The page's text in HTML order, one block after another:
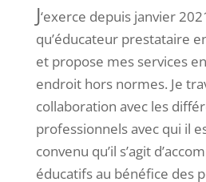
J‘exerce depuis janvier
qu’éducateur prestataire
et propose mes services
endroit hors normes. Je
collaboration avec les
professionnels avec qui il
convenu qu’il s’agit
éducatifs au bénéfice des